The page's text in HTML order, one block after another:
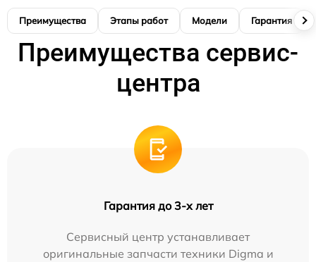
Преимущества Этапы работ Модели Гарантия
Преимущества сервис-
центра
Гарантия до 3-х лет
Сервисный центр устанавливает
оригинальные запчасти техники Digma и